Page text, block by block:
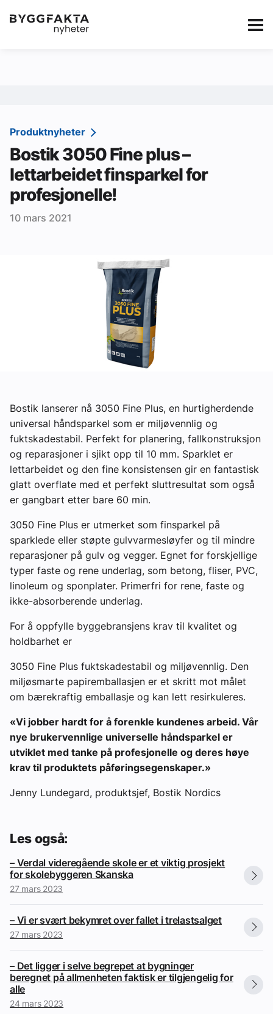
Kategorier Jobbmarkedet Annonsere i
Redaksjonen
Om Byggfakta
Annonsere
Abonnere
Nyheter
Aktuelle prosjekter
Produktnyheter
Bostik 3050 Fine plus –
lettarbeidet finsparkel for
profesjonelle!
10 mars 2021
Bostik lanserer nå 3050 Fine Plus, en hurtigherdende
universal håndsparkel som er miljøvennlig og
fuktskadestabil. Perfekt for planering, fallkonstruksjon
og reparasjoner i sjikt opp til 10 mm. Sparklet er
lettarbeidet og den fine konsistensen gir en fantastisk
glatt overflate med et perfekt sluttresultat som også
er gangbart etter bare 60 min.
3050 Fine Plus er utmerket som finsparkel på
sparklede eller støpte gulvvarmesløyfer og til mindre
reparasjoner på gulv og vegger. Egnet for forskjellige
typer faste og rene underlag, som betong, fliser, PVC,
linoleum og sponplater. Primerfri for rene, faste og
ikke-absorberende underlag.
For å oppfylle byggebransjens krav til kvalitet og
holdbarhet er
3050 Fine Plus fuktskadestabil og miljøvennlig. Den
miljøsmarte papiremballasjen er et skritt mot målet
om bærekraftig emballasje og kan lett resirkuleres.
«Vi jobber hardt for å forenkle kundenes arbeid. Vår
nye brukervennlige universelle håndsparkel er
utviklet med tanke på profesjonelle og deres høye
krav til produktets påføringsegenskaper.»
Jenny Lundegard, produktsjef, Bostik Nordics
Les også:
– Verdal videregående skole er et viktig prosjekt
for skolebyggeren Skanska
27 mars 2023
– Vi er svært bekymret over fallet i trelastsalget
27 mars 2023
– Det ligger i selve begrepet at bygninger
beregnet på allmenheten faktisk er tilgjengelig for
alle
24 mars 2023